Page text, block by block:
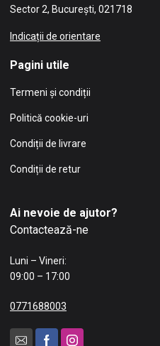
Sector 2, București, 021718
Indicații de orientare
Pagini utile
Termeni și condiții
Politică cookie-uri
Condiții de livrare
Condiții de retur
Ai nevoie de ajutor?
Contactează-ne
Luni – Vineri:
09:00 – 17:00
0771688003